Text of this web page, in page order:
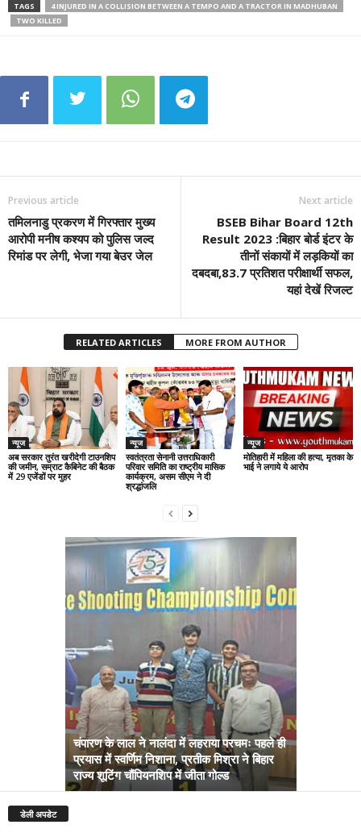
TAGS
4 INJURED IN A COLLISION BETWEEN A TEMPO AND A TRACTOR IN MADHUBAN
TWO KILLED
Previous article
तमिलनाडु प्रकरण में गिरफ्तार मुख्य
आरोपी मनीष कश्यप को पुलिस जल्द
रिमांड पर लेगी, भेजा गया बेउर जेल
Next article
BSEB Bihar Board 12th
Result 2023 :बिहार बोर्ड इंटर के
तीनों संकायों में लड़कियों का
दबदबा,83.7 प्रतिशत परीक्षार्थी सफल,
यहां देखें रिजल्ट
RELATED ARTICLES MORE FROM AUTHOR
न्यूज
अब सरकार तुरंत खरीदेगी टाउनशिप
की जमीन, सम्राट कैबिनेट की बैठक
में 29 एजेंडों पर मुहर
न्यूज
स्वतंत्रता सेनानी उत्तराधिकारी
परिवार समिति का राष्ट्रीय मासिक
कार्यक्रम, असम सीएम ने दी
श्रद्धांजलि
न्यूज
मोतिहारी में महिला की हत्या, मृतका के
भाई ने लगाये ये आरोप
चंपारण के लाल ने नालंदा में लहराया परचमः पहले ही
प्रयास में स्वर्णिम निशाना, प्रतीक मिश्रा ने बिहार
राज्य शूटिंग चौंपियनशिप में जीता गोल्ड
डेली अपडेट